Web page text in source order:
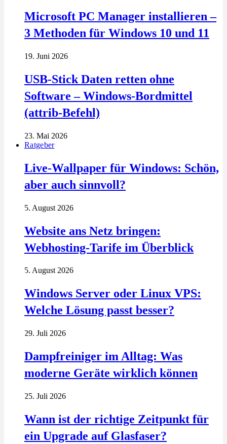
Microsoft PC Manager installieren –
3 Methoden für Windows 10 und 11
19. Juni 2026
USB-Stick Daten retten ohne
Software – Windows-Bordmittel
(attrib-Befehl)
23. Mai 2026
Ratgeber
Live-Wallpaper für Windows: Schön,
aber auch sinnvoll?
5. August 2026
Website ans Netz bringen:
Webhosting-Tarife im Überblick
5. August 2026
Windows Server oder Linux VPS:
Welche Lösung passt besser?
29. Juli 2026
Dampfreiniger im Alltag: Was
moderne Geräte wirklich können
25. Juli 2026
Wann ist der richtige Zeitpunkt für
ein Upgrade auf Glasfaser?